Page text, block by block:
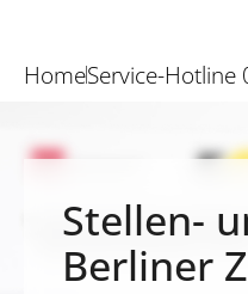
HomeService-
Stellen-
Berliner